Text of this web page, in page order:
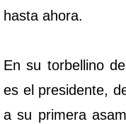
hasta ahora.
En su torbellino
es el presidente,
a su primera